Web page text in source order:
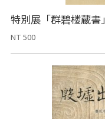
特別展「群碧楼蔵書」
NT 500